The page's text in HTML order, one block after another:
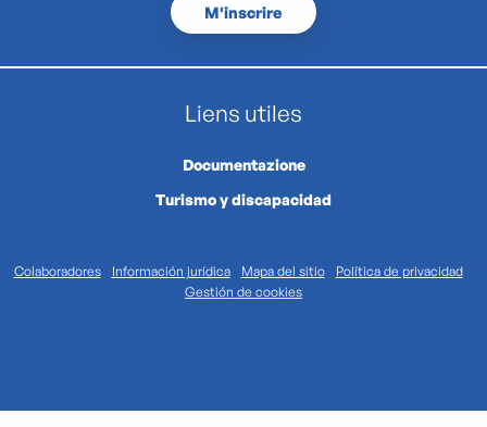
M'inscrire
Liens utiles
Documentazione
Turismo y discapacidad
Colaboradores Información jurídica Mapa del sitio
Política de privacidad
Gestión de cookies